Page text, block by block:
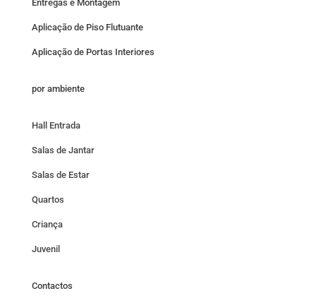
Entregas e Montagem
Aplicação de Piso Flutuante
Aplicação de Portas Interiores
por ambiente
Hall Entrada
Salas de Jantar
Salas de Estar
Quartos
Criança
Juvenil
Contactos